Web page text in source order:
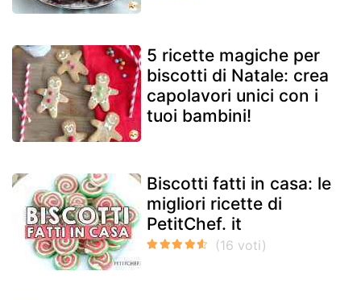
5 ricette magiche per
biscotti di Natale: crea
capolavori unici con i
tuoi bambini!
Biscotti fatti in casa: le
migliori ricette di
PetitChef. it